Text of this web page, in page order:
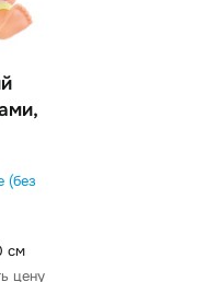
(без
см
цену